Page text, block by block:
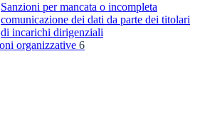
Sanzioni per mancata o incompleta
comunicazione dei dati da parte dei titolari
di incarichi dirigenziali
organizzative 6